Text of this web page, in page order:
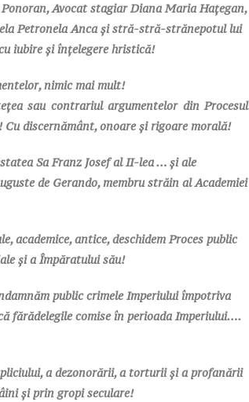
Avocat stagiar Diana Maria Hațegan,
Petronela Anca și stră-stră-strănepotul lui
iubire și înțelegere hristică!
nimic mai mult!
sau contrariul argumentelor din Procesul
discernământ, onoare și rigoare morală!
Sa Franz Josef al II-lea … și ale
de Gerando, membru străin al Academiei
academice, antice, deschidem Proces public
și a Împăratului său!
public crimele Imperiului împotriva
fărădelegile comise în perioada Imperiului….
a dezonorării, a torturii și a profanării
și prin gropi seculare!